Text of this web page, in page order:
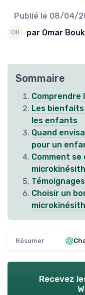
Publié le 08/04/
par Omar
Sommaire
Comprendre
Les
les enfants
Quand
pour un
Comment se
Choisir un
Résumer
Recevez